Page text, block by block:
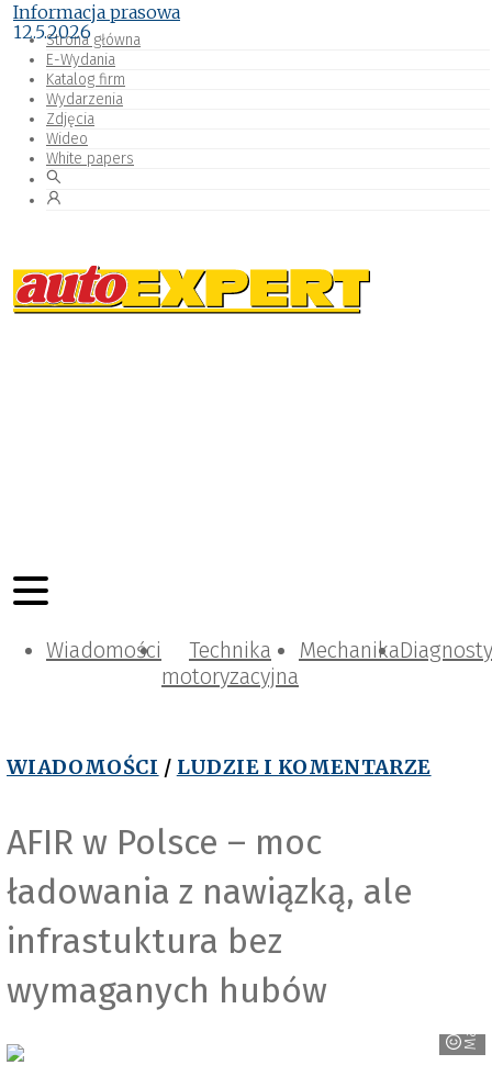
Strona główna
E-Wydania
Katalog firm
Wydarzenia
Zdjęcia
Wideo
White papers
Wiadomości
Technika
motoryzacyjna
Mechanika
WIADOMOŚCI / LUDZIE I KOMENTARZE
AFIR w Polsce – moc
ładowania z nawiązką, ale
infrastuktura bez
wymaganych hubów
Informacja prasowa
12.5.2026